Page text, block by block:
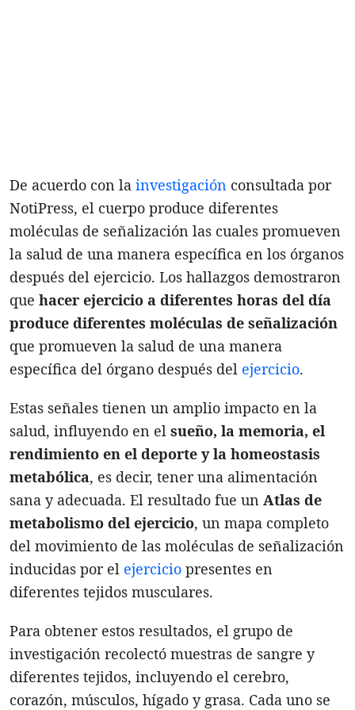
De acuerdo con la investigación consultada por
NotiPress, el cuerpo produce diferentes
moléculas de señalización las cuales promueven
la salud de una manera específica en los órganos
después del ejercicio. Los hallazgos demostraron
que hacer ejercicio a diferentes horas del día
produce diferentes moléculas de señalización
que promueven la salud de una manera
específica del órgano después del ejercicio.
Estas señales tienen un amplio impacto en la
salud, influyendo en el sueño, la memoria, el
rendimiento en el deporte y la homeostasis
metabólica, es decir, tener una alimentación
sana y adecuada. El resultado fue un Atlas de
metabolismo del ejercicio, un mapa completo
del movimiento de las moléculas de señalización
inducidas por el ejercicio presentes en
diferentes tejidos musculares.
Para obtener estos resultados, el grupo de
investigación recolectó muestras de sangre y
diferentes tejidos, incluyendo el cerebro,
corazón, músculos, hígado y grasa. Cada uno se